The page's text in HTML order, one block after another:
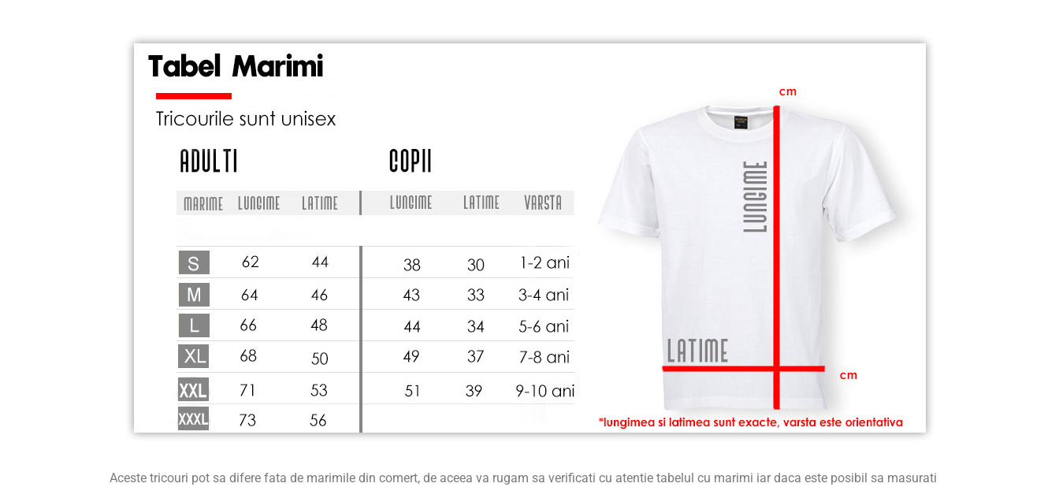
Aceste tricouri pot sa difere fata de marimile din comert, de aceea va rugam sa verificati cu atentie tabelul cu marimi iar daca este posibil sa masurati